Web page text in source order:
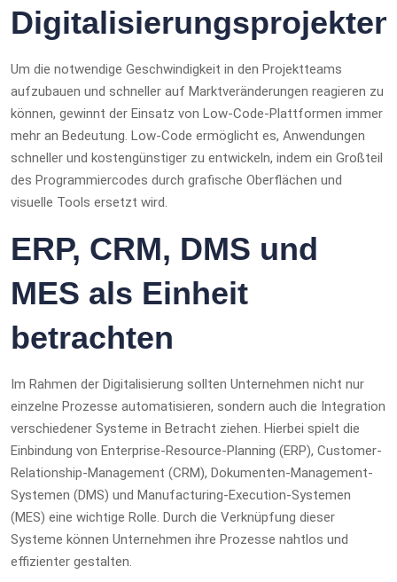
Digitalisierungsprojekten
Um die notwendige Geschwindigkeit in den Projektteams
aufzubauen und schneller auf Marktveränderungen reagieren zu
können, gewinnt der Einsatz von Low-Code-Plattformen immer
mehr an Bedeutung. Low-Code ermöglicht es, Anwendungen
schneller und kostengünstiger zu entwickeln, indem ein Großteil
des Programmiercodes durch grafische Oberflächen und
visuelle Tools ersetzt wird.
ERP, CRM, DMS und
MES als Einheit
betrachten
Im Rahmen der Digitalisierung sollten Unternehmen nicht nur
einzelne Prozesse automatisieren, sondern auch die Integration
verschiedener Systeme in Betracht ziehen. Hierbei spielt die
Einbindung von Enterprise-Resource-Planning (ERP), Customer-
Relationship-Management (CRM), Dokumenten-Management-
Systemen (DMS) und Manufacturing-Execution-Systemen
(MES) eine wichtige Rolle. Durch die Verknüpfung dieser
Systeme können Unternehmen ihre Prozesse nahtlos und
effizienter gestalten.